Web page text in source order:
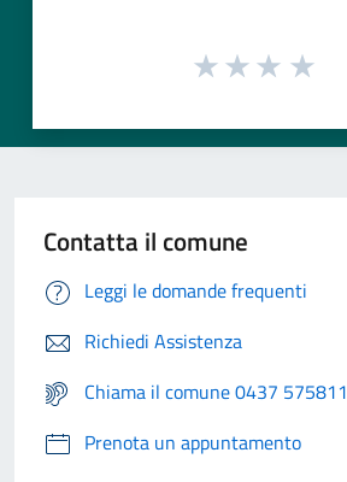
Contatta il comune
Leggi le domande frequenti
Richiedi Assistenza
Chiama il comune 0437 575811
Prenota un appuntamento